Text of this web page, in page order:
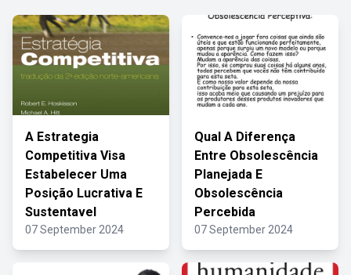
A Estrategia
Competitiva Visa
Estabelecer Uma
Posição Lucrativa E
Sustentavel
07 September 2024
Qual A Diferença
Entre Obsolescência
Planejada E
Obsolescência
Percebida
07 September 2024